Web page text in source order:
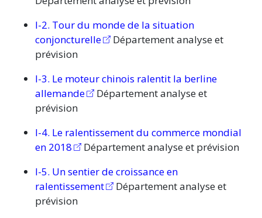
I-2. Tour du monde de la situation
conjoncturelle
Département analyse et
prévision
I-3. Le moteur chinois ralentit la berline
allemande
Département analyse et
prévision
I-4. Le ralentissement du commerce mondial
en 2018
Département analyse et prévision
I-5. Un sentier de croissance en
ralentissement
Département analyse et
prévision